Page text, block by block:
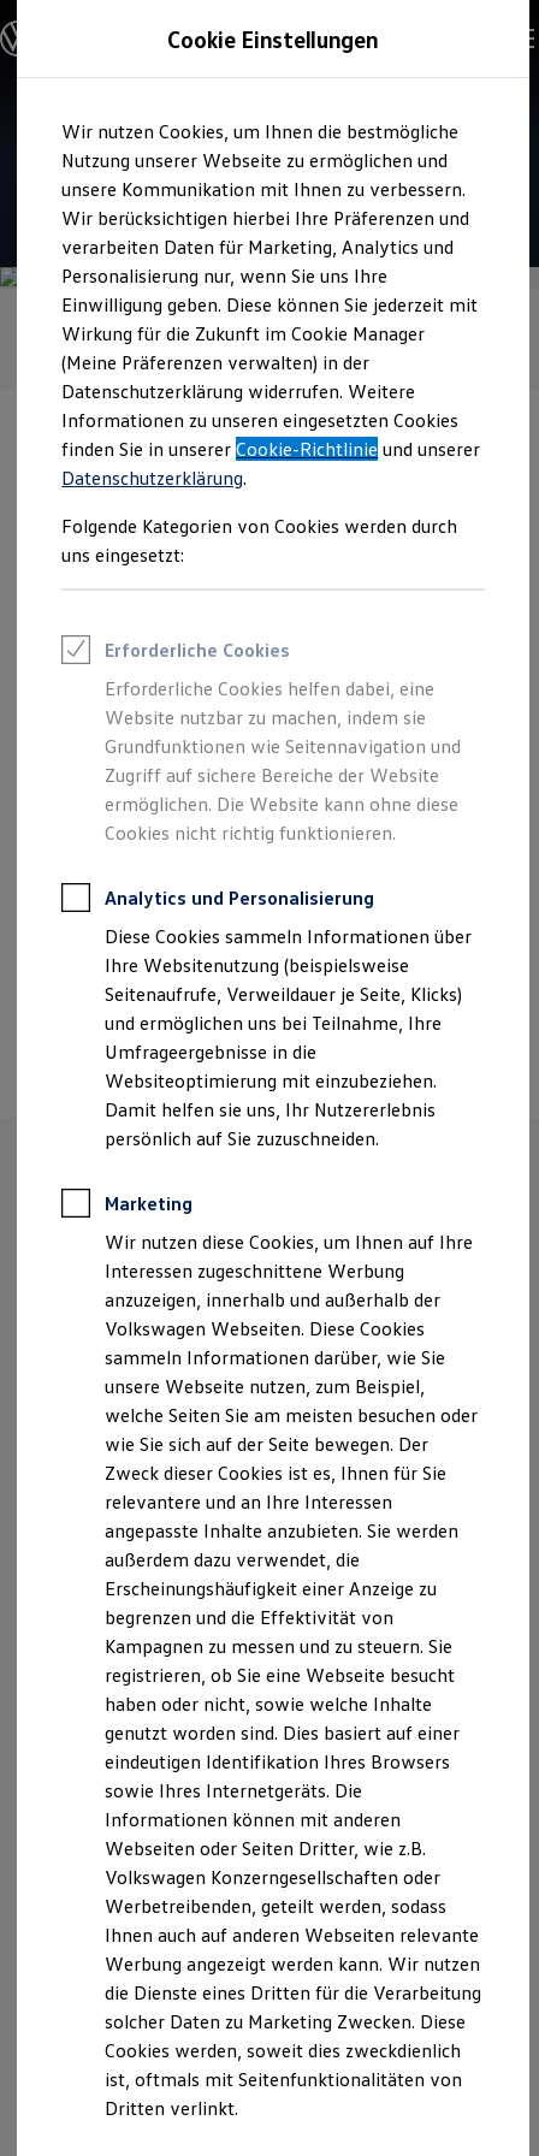
Hauptinhalt
springen
Footer
springen
Modelle und Konfigurator
Konfigurator
Modelle vergleichen
Elektroautos
ENERGY Sondermodelle
Nutzfahrzeuge
SUV und CUV
Familienautos
Kombis
Kompaktwagen
Sportwagen
Schnell verfügbare Fahrzeuge
Angebote und Produkte
Aktuelle Angebote
E-Auto-Förderung
Volkswagen Marktplatz
Die ENERGY Sondermodelle
Junge Gebrauchtwagen und Gebrauchtwagen
Volkswagen Zertifizierte Gebrauchtwagen
Elektromobilität bei Gebrauchtwagen
Saisonangebote
Reifenpakete
Leasing
Leasing-Angebote
Elektroauto Leasing
Kleinwagen-Leasing
Leasing ohne Anzahlung
Finanzierung
Autokredit mit Schlussrate
Versicherungen und Garantien
Kfz-Versicherung
Restschuldversicherungen
Garantien
Professional Class bei Volkswagen
Behörden
Direktkunden
Sonderfahrzeuge
Anpfiff zum Gewinn
Elektromobilität
Elektroautos
ID. Tutorials
Elektrofahrzeugkonzepte
ID. EVERY1
Reichweite
Rekuperation
Laden unterwegs
Laden Zuhause
Ladestationen finden
Ladezeitensimulator
Batterie
Sicherheit
Nachhaltigkeit
Technologie
Kosten und Kauf
Kaufoptionen
E-Auto-Förderung
Software und Konnektivität
Die ID. Software 6
ID. Software Versionen und Updates
Digitale Extras
Schnittstellen zu Ihrem ID.
Hybridautos
Marke und Erlebnis
Volkswagen R und R Experience
R-Modelle
R Experience
Driving Experience
Volkswagen entdecken
Werkbesichtigung
Lifestyle Shop
T-Roc Kollektion
Golf Kollektion
ID. Kollektion
Volkswagen Kollektion
R-Kollektion
GTI Kollektion
Fußball Drop
we drive football
#wedriveproud
Besitzer und Service
Software Updates
Service und Ersatzteile
Verkauf und Service
Autohaus Gandenberger
4.9|430 Bewertungen
Verantwortlich für die Inhalte auf dieser Seite ist die Ludwig
Gandenberger GmbH & Co. KG (Impressum & Rechtliches)
Bergstraße 110, 64319 Pfungstadt
info@autohaus-gandenberger.de
+49 6157 94600
Montag- Donnerstag 07:30 18:00
Freitag
07:30-17:00 Uhr
Samstag
09:00- 12:00 Uhr
Sonntag
Geschlossen
Ansprechpartner
Wie können wir
Ihnen weiterhelfen?
Probefahrt vereinbaren
Fahrzeugangebot anfordern
Serviceanfrage stellen
Unsere Leistungenim
Überblick
Neuwagen &Gebrauchtwagen
Service
Volkswagen Economy
Service
Online-Fahrzeugbewertung
Cookie Einstellungen
Wir nutzen Cookies, um Ihnen die bestmögliche
Nutzung unserer Webseite zu ermöglichen und
unsere Kommunikation mit Ihnen zu verbessern.
Wir berücksichtigen hierbei Ihre Präferenzen und
verarbeiten Daten für Marketing, Analytics und
Personalisierung nur, wenn Sie uns Ihre
Einwilligung geben. Diese können Sie jederzeit mit
Wirkung für die Zukunft im Cookie Manager
(Meine Präferenzen verwalten) in der
Datenschutzerklärung widerrufen. Weitere
Informationen zu unseren eingesetzten Cookies
finden Sie in unsererCookie-Richtlinie und unserer
Datenschutzerklärung.
Folgende Kategorien von Cookies werden durch
uns eingesetzt:
Erforderliche Cookies
Erforderliche Cookies helfen dabei, eine
Website nutzbar zu machen, indem sie
Grundfunktionen wie Seitennavigation und
Zugriff auf sichere Bereiche der Website
ermöglichen. Die Website kann ohne diese
Cookies nicht richtig funktionieren.
Analytics und Personalisierung
Diese Cookies sammeln Informationen über
Ihre Websitenutzung (beispielsweise
Seitenaufrufe, Verweildauer je Seite, Klicks)
und ermöglichen uns bei Teilnahme, Ihre
Umfrageergebnisse in die
Websiteoptimierung mit einzubeziehen.
Damit helfen sie uns, Ihr Nutzererlebnis
persönlich auf Sie zuzuschneiden.
Marketing
Wir nutzen diese Cookies, um Ihnen auf Ihre
Interessen zugeschnittene Werbung
anzuzeigen, innerhalb und außerhalb der
Volkswagen Webseiten. Diese Cookies
sammeln Informationen darüber, wie Sie
unsere Webseite nutzen, zum Beispiel,
welche Seiten Sie am meisten besuchen oder
wie Sie sich auf der Seite bewegen. Der
Zweck dieser Cookies ist es, Ihnen für Sie
relevantere und an Ihre Interessen
angepasste Inhalte anzubieten. Sie werden
außerdem dazu verwendet, die
Erscheinungshäufigkeit einer Anzeige zu
begrenzen und die Effektivität von
Kampagnen zu messen und zu steuern. Sie
registrieren, ob Sie eine Webseite besucht
haben oder nicht, sowie welche Inhalte
genutzt worden sind. Dies basiert auf einer
eindeutigen Identifikation Ihres Browsers
sowie Ihres Internetgeräts. Die
Informationen können mit anderen
Webseiten oder Seiten Dritter, wie z.B.
Volkswagen Konzerngesellschaften oder
Werbetreibenden, geteilt werden, sodass
Ihnen auch auf anderen Webseiten relevante
Werbung angezeigt werden kann. Wir nutzen
die Dienste eines Dritten für die Verarbeitung
solcher Daten zu Marketing Zwecken. Diese
Cookies werden, soweit dies zweckdienlich
ist, oftmals mit Seitenfunktionalitäten von
Dritten verlinkt.